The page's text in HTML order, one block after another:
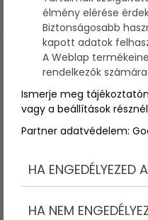
élmény elérése
Biztonságosabb
kapott adatok
A Weblap
rendelkezők számára
Ismerje meg
vagy a beállítások
Partner adatvédelem:
HA ENGEDÉLYEZED
HA NEM